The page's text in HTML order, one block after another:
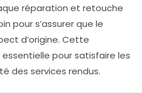
réparation et retouche
pour s’assurer que le
d’origine. Cette
pour satisfaire les
des services rendus.